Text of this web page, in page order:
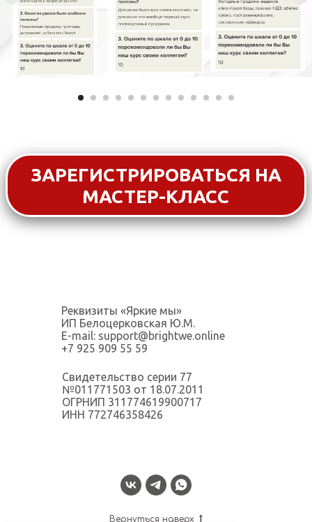
Реквизиты «Яркие мы»
ИП Белоцерковская Ю.М.
E-mail: support@brightwe.online
+7 925 909 55 59
Свидетельство серии 77
№011771503 от 18.07.2011
ОГРНИП 311774619900717
ИНН 772746358426
Вернуться наверх